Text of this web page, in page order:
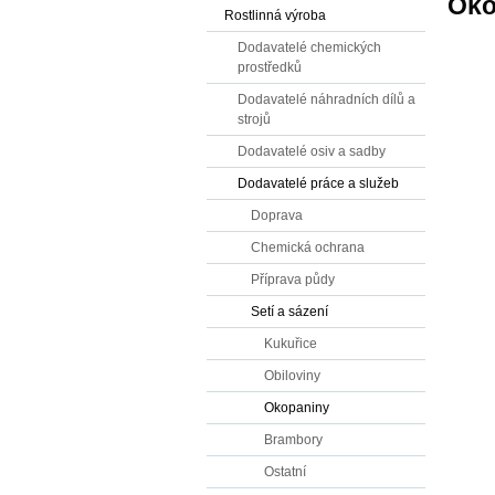
Rostlinná výroba
Dodavatelé chemických
prostředků
Dodavatelé náhradních dílů a
strojů
Dodavatelé osiv a sadby
Dodavatelé práce a služeb
Doprava
Chemická ochrana
Příprava půdy
Setí a sázení
Kukuřice
Obiloviny
Okopaniny
Brambory
Ostatní